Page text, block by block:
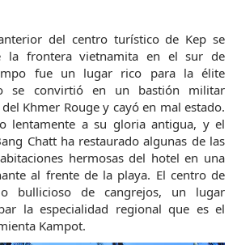
del centro turístico de Kep se
la frontera vietnamita en el sur de
fue un lugar rico para la élite
se convirtió en un bastión militar
Khmer Rouge y cayó en mal estado.
lentamente a su gloria antigua, y el
Chatt ha restaurado algunas de las
hermosas del hotel en una
al frente de la playa. El centro de
bullicioso de cangrejos, un lugar
la especialidad regional que es el
Kampot.